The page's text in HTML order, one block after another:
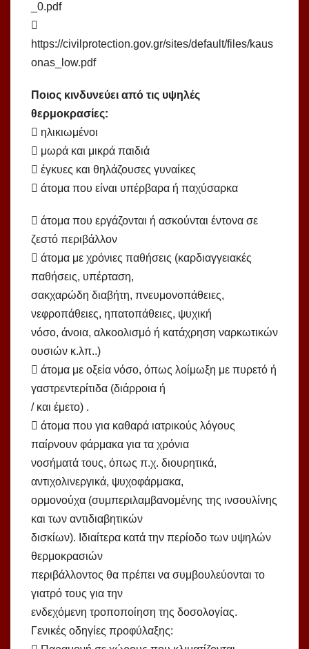
_0.pdf

https://civilprotection.gov.gr/sites/default/files/kaus
onas_low.pdf
Ποιος κινδυνεύει από τις υψηλές
θερμοκρασίες:
 ηλικιωμένοι
 μωρά και μικρά παιδιά
 έγκυες και θηλάζουσες γυναίκες
 άτομα που είναι υπέρβαρα ή παχύσαρκα
 άτομα που εργάζονται ή ασκούνται έντονα σε
ζεστό περιβάλλον
 άτομα με χρόνιες παθήσεις (καρδιαγγειακές
παθήσεις, υπέρταση,
σακχαρώδη διαβήτη, πνευμονοπάθειες,
νεφροπάθειες, ηπατοπάθειες, ψυχική
νόσο, άνοια, αλκοολισμό ή κατάχρηση ναρκωτικών
ουσιών κ.λπ..)
 άτομα με οξεία νόσο, όπως λοίμωξη με πυρετό ή
γαστρεντερίτιδα (διάρροια ή
/ και έμετο) .
 άτομα που για καθαρά ιατρικούς λόγους
παίρνουν φάρμακα για τα χρόνια
νοσήματά τους, όπως π.χ. διουρητικά,
αντιχολινεργικά, ψυχοφάρμακα,
ορμονούχα (συμπεριλαμβανομένης της ινσουλίνης
και των αντιδιαβητικών
δισκίων). Ιδιαίτερα κατά την περίοδο των υψηλών
θερμοκρασιών
περιβάλλοντος θα πρέπει να συμβουλεύονται το
γιατρό τους για την
ενδεχόμενη τροποποίηση της δοσολογίας.
Γενικές οδηγίες προφύλαξης: